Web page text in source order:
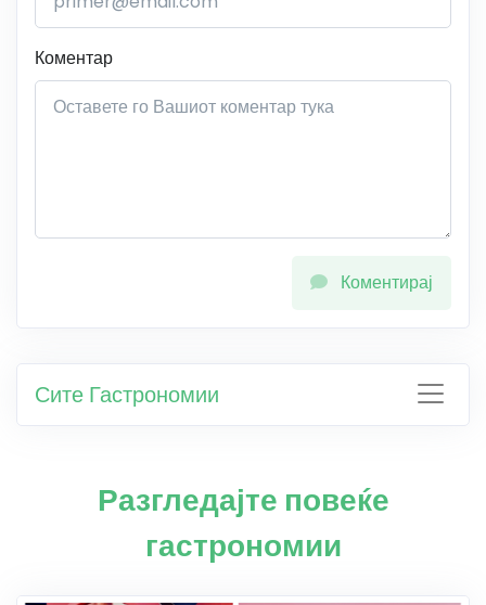
Коментар
Коментирај
Сите Гастрономии
Разгледајте повеќе
гастрономии